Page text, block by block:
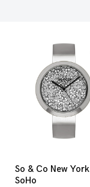
So & Co New York
SoHo